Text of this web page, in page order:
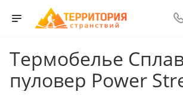
Термобелье
пуловер Power